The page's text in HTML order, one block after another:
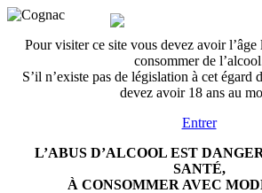
Pour visiter ce site vous devez avoir l’âge
consommer de
S’il n’existe pas de législation à cet égard
devez avoir 18 ans au
Entrer
L’ABUS D’ALCOOL EST
SANTÉ,
À CONSOMMER AVEC